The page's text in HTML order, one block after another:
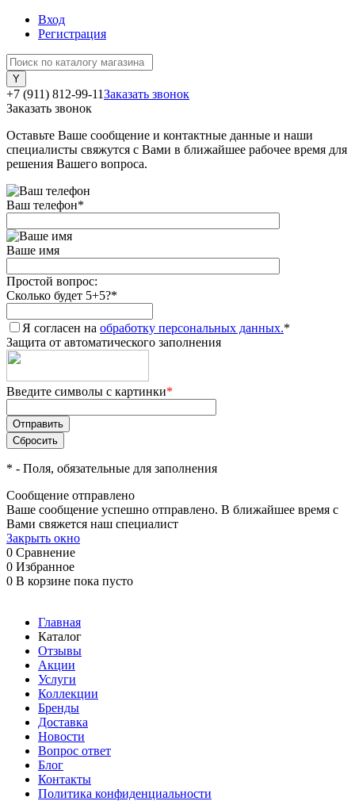
Вход
Регистрация
+7 (911) 812-99-11Заказать звонок
Заказать звонок
Оставьте Ваше сообщение и контактные данные и наши
специалисты свяжутся с Вами в ближайшее рабочее время для
решения Вашего вопроса.
Ваш телефон*
Ваше имя
Простой вопрос:
Сколько будет 5+5?*
Я согласен на обработку персональных данных.*
Защита от автоматического заполнения
Введите символы с картинки*
* - Поля, обязательные для заполнения
Сообщение отправлено
Ваше сообщение успешно отправлено. В ближайшее время с
Вами свяжется наш специалист
Закрыть окно
0 Сравнение
0 Избранное
0 В корзине пока пусто
Главная
Каталог
Отзывы
Акции
Услуги
Коллекции
Бренды
Доставка
Новости
Вопрос ответ
Блог
Контакты
Политика конфиденциальности